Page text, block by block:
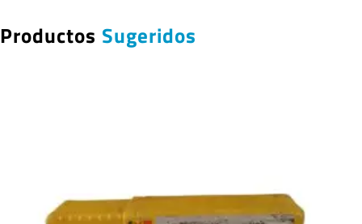
Productos Sugeridos